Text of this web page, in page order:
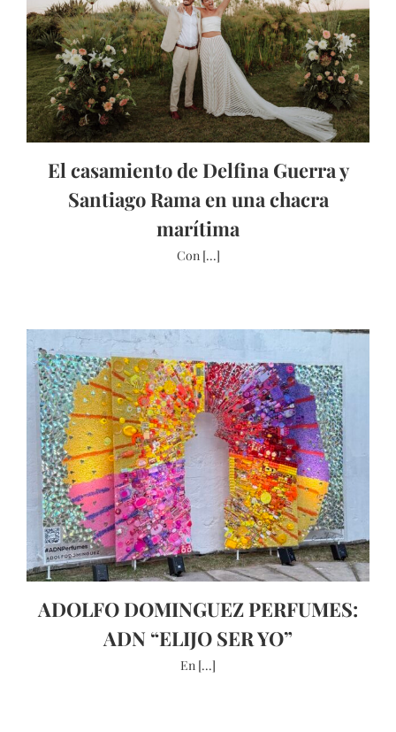
El casamiento de Delfina Guerra y
Santiago Rama en una chacra
marítima
Con [...]
ADOLFO DOMINGUEZ PERFUMES:
ADN “ELIJO SER YO”
En [...]